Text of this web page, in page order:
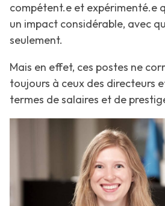
compétent.e et expérimenté.e
un impact considérable, avec
seulement.
Mais en effet, ces postes ne
toujours à ceux des directeurs
termes de salaires et de